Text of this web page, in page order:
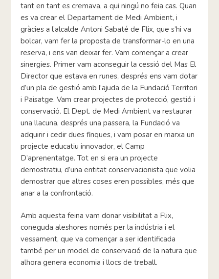
tant en tant es cremava, a qui ningú no feia cas. Quan
es va crear el Departament de Medi Ambient, i
gràcies a l’alcalde Antoni Sabaté de Flix, que s’hi va
bolcar, vam fer la proposta de transformar-lo en una
reserva, i ens van deixar fer. Vam començar a crear
sinergies. Primer vam aconseguir la cessió del Mas El
Director que estava en runes, després ens vam dotar
d’un pla de gestió amb l’ajuda de la Fundació Territori
i Paisatge. Vam crear projectes de protecció, gestió i
conservació. El Dept. de Medi Ambient va restaurar
una llacuna, després una passera, la Fundació va
adquirir i cedir dues finques, i vam posar en marxa un
projecte educatiu innovador, el Camp
D’aprenentatge. Tot en si era un projecte
demostratiu, d’una entitat conservacionista que volia
demostrar que altres coses eren possibles, més que
anar a la confrontació.
Amb aquesta feina vam donar visibilitat a Flix,
coneguda aleshores només per la indústria i el
vessament, que va començar a ser identificada
també per un model de conservació de la natura que
alhora genera economia i llocs de treball.